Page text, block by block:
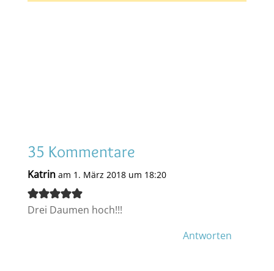
35 Kommentare
Katrin am 1. März 2018 um 18:20
Drei Daumen hoch!!!
Antworten